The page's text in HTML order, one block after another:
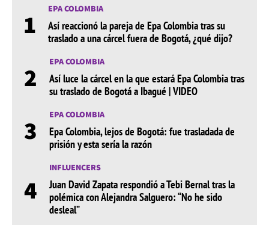
1 EPA COLOMBIA
Así reaccionó la pareja de Epa Colombia tras su
traslado a una cárcel fuera de Bogotá, ¿qué dijo?
2 EPA COLOMBIA
Así luce la cárcel en la que estará Epa Colombia tras
su traslado de Bogotá a Ibagué | VIDEO
3 EPA COLOMBIA
Epa Colombia, lejos de Bogotá: fue trasladada de
prisión y esta sería la razón
4
INFLUENCERS
Juan David Zapata respondió a Tebi Bernal tras la
polémica con Alejandra Salguero: “No he sido
desleal”